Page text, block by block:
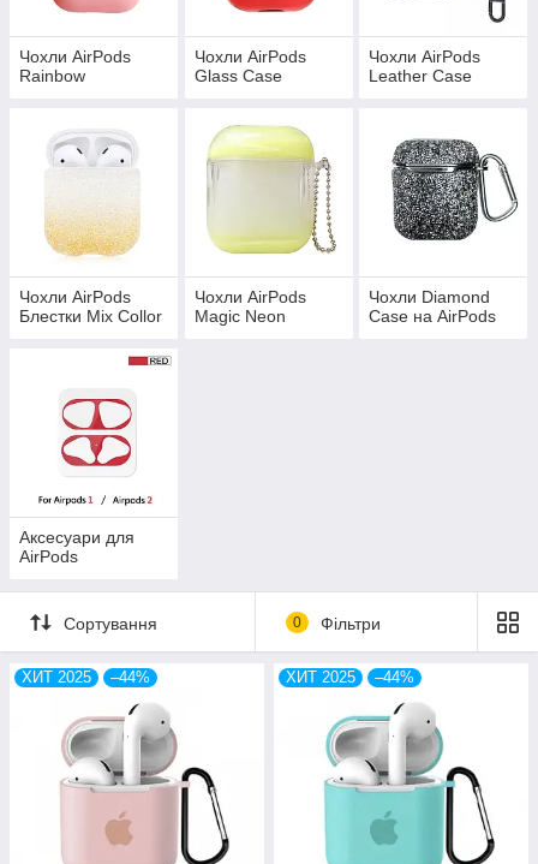
Чохли AirPods
Rainbow
Чохли AirPods
Glass Case
Чохли AirPods
Leather Case
Чохли AirPods
Блестки Mix Collor
Чохли AirPods
Magic Neon
Чохли Diamond
Case на AirPods
Аксесуари для
AirPods
Сортування 0 Фільтри
ХИТ 2025 –44% ХИТ 2025 –44%